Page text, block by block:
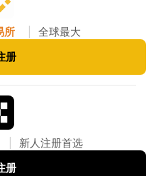
所 全球最大
册
新人注册首选
册